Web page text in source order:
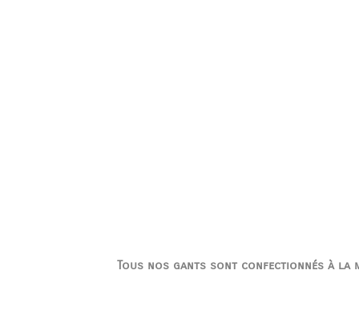
Tous nos gants sont confectionnés à